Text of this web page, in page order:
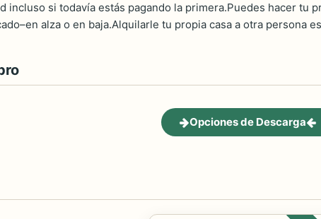
incluso si todavía estás pagando la primera.Puedes hacer tu
alza o en baja.Alquilarle tu propia casa a otra persona
Opciones de Descarga